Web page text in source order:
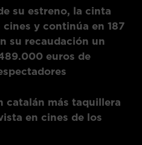
su estreno, la cinta
y continúa en 187
su recaudación un
euros de
catalán más taquillera
en cines de los